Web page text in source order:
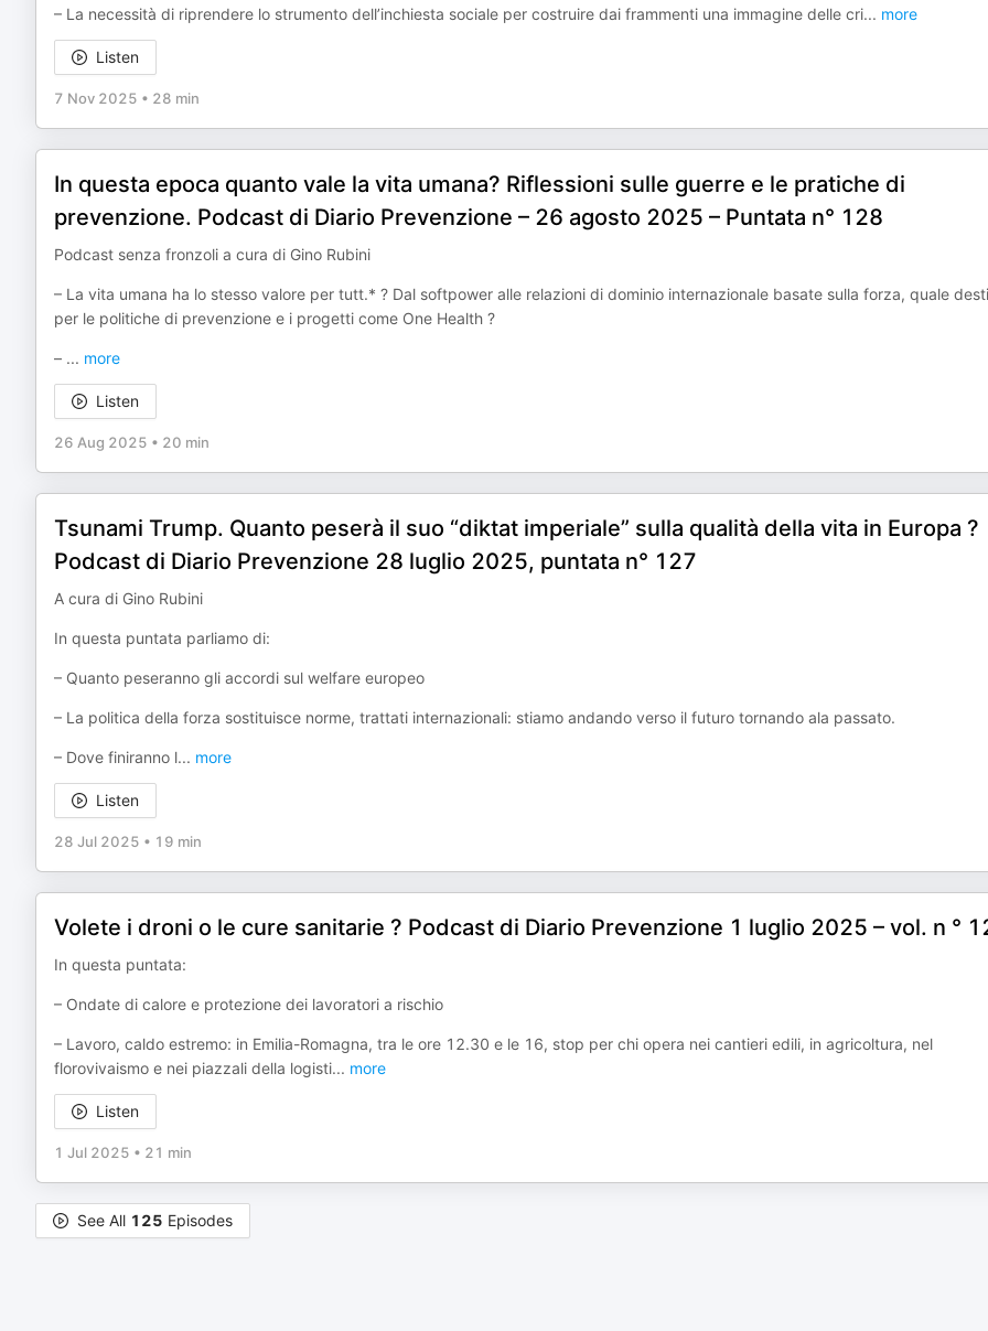
– La necessità di riprendere lo strumento dell’inchiesta sociale per costruire dai frammenti una immagine delle cri... more
Listen
7 Nov 2025 • 28 min
In questa epoca quanto vale la vita umana? Riflessioni sulle guerre e le pratiche di
prevenzione. Podcast di Diario Prevenzione – 26 agosto 2025 – Puntata n° 128
Podcast senza fronzoli a cura di Gino Rubini
– La vita umana ha lo stesso valore per tutt.* ? Dal softpower alle relazioni di dominio internazionale basate sulla forza, quale
per le politiche di prevenzione e i progetti come One Health ?
– ... more
Listen
26 Aug 2025 • 20 min
Tsunami Trump. Quanto peserà il suo “diktat imperiale” sulla qualità della vita in Europa ?
Podcast di Diario Prevenzione 28 luglio 2025, puntata n° 127
A cura di Gino Rubini
In questa puntata parliamo di:
– Quanto peseranno gli accordi sul welfare europeo
– La politica della forza sostituisce norme, trattati internazionali: stiamo andando verso il futuro tornando ala passato.
– Dove finiranno l... more
Listen
28 Jul 2025 • 19 min
Volete i droni o le cure sanitarie ? Podcast di Diario Prevenzione 1 luglio 2025 – vol. n °
In questa puntata:
– Ondate di calore e protezione dei lavoratori a rischio
– Lavoro, caldo estremo: in Emilia-Romagna, tra le ore 12.30 e le 16, stop per chi opera nei cantieri edili, in agricoltura, nel
florovivaismo e nei piazzali della logisti... more
Listen
1 Jul 2025 • 21 min
See All 125 Episodes